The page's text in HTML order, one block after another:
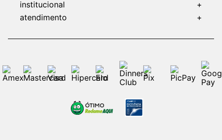
institucional
+
atendimento
+